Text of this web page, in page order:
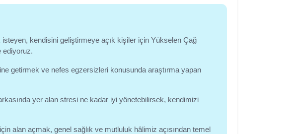
kendisini geliştirmeye açık kişiler için Yükselen Çağ
ediyoruz.
getirmek ve nefes egzersizleri konusunda araştırma yapan
yer alan stresi ne kadar iyi yönetebilirsek, kendimizi
alan açmak, genel sağlık ve mutluluk hâlimiz açısından temel